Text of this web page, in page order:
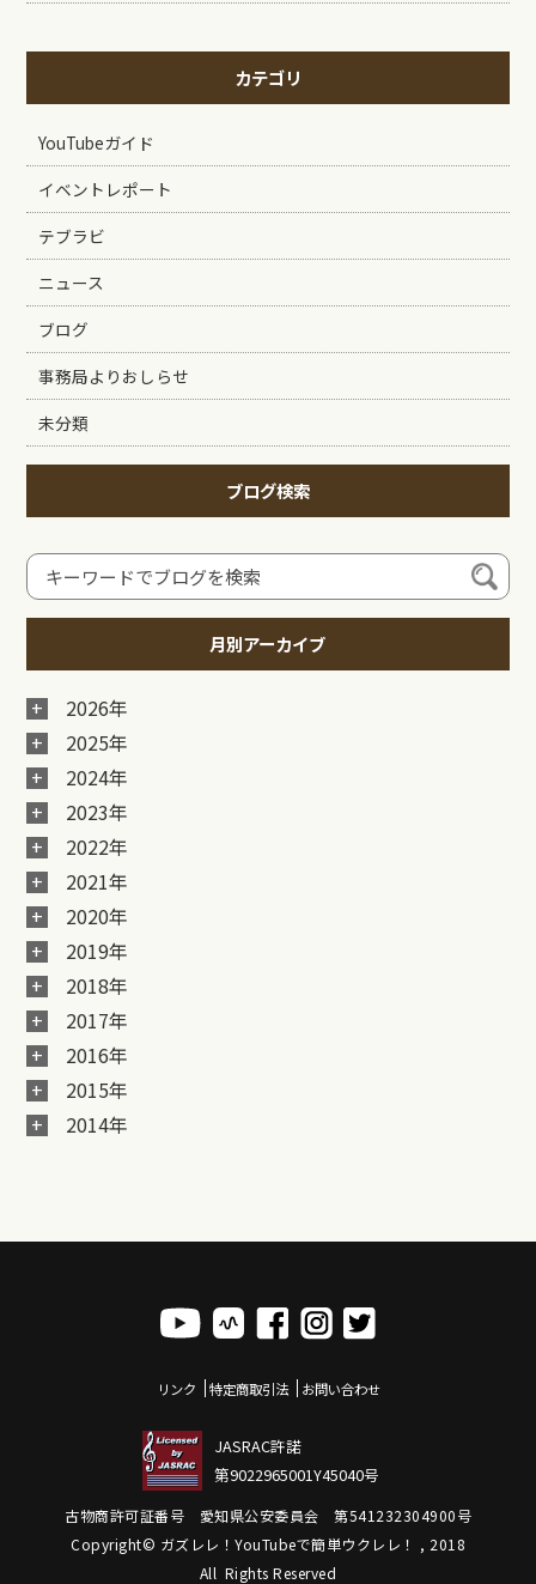
カテゴリ
YouTubeガイド
イベントレポート
テブラビ
ニュース
ブログ
事務局よりおしらせ
未分類
ブログ検索
月別アーカイブ
2026年
2025年
2024年
2023年
2022年
2021年
2020年
2019年
2018年
2017年
2016年
2015年
2014年
リンク 特定商取引法 お問い合わせ
JASRAC許諾
第9022965001Y45040号
古物商許可証番号 愛知県公安委員会 第541232304900号
Copyright© ガズレレ！YouTubeで簡単ウクレレ！ , 2018
All Rights Reserved